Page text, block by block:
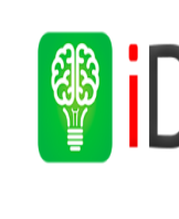
Recipe